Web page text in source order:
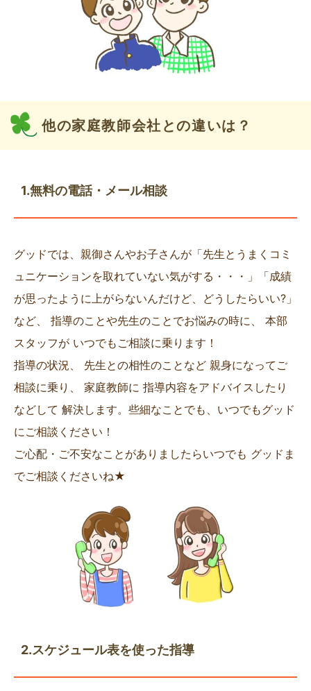
他の家庭教師会社との違いは？
1.無料の電話・メール相談
グッドでは、親御さんやお子さんが「先生とうまくコミ
ュニケーションを取れていない気がする・・・」「成績
が思ったように上がらないんだけど、どうしたらいい?」
など、 指導のことや先生のことでお悩みの時に、 本部
スタッフが いつでもご相談に乗ります！
指導の状況、 先生との相性のことなど 親身になってご
相談に乗り、 家庭教師に 指導内容をアドバイスしたり
などして 解決します。些細なことでも、いつでもグッド
にご相談ください！
ご心配・ご不安なことがありましたらいつでも グッドま
でご相談くださいね★
2.スケジュール表を使った指導